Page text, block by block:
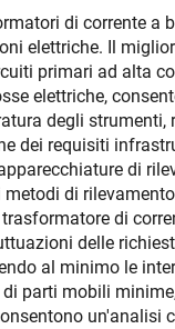
di corrente
elettriche. Il
primari ad alta
elettriche,
degli
dei requisiti
di
di
di
delle
al minimo le
parti mobili
un'analisi